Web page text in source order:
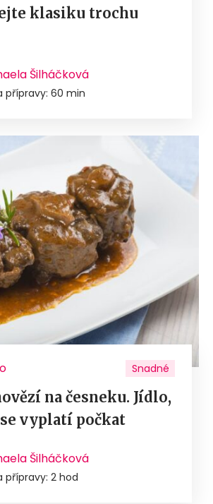
klasiku trochu
Šilháčková
přípravy: 60 min
Snadné
na česneku. Jídlo,
vyplatí počkat
Šilháčková
přípravy: 2 hod